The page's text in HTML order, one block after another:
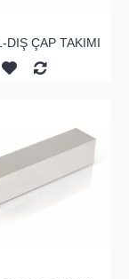
DIŞ ÇAP TAKIMI